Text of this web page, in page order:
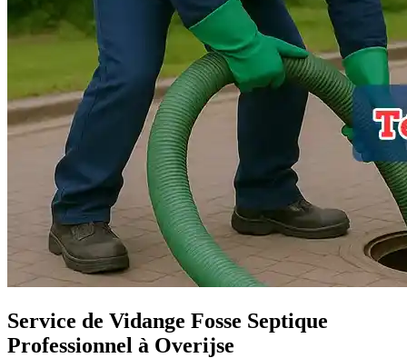
Service de Vidange Fosse Septique
Professionnel à Overijse